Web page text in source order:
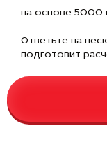
на основе 5000
Ответьте на
подготовит